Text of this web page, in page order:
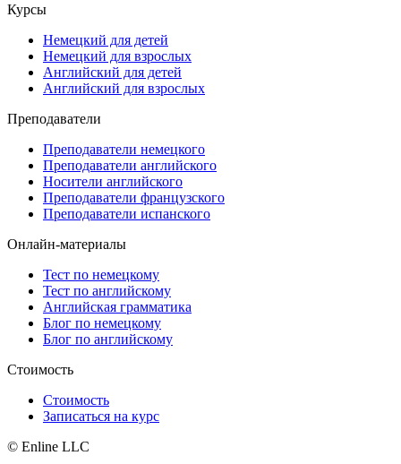
Курсы
Немецкий для детей
Немецкий для взрослых
Английский для детей
Английский для взрослых
Преподаватели
Преподаватели немецкого
Преподаватели английского
Носители английского
Преподаватели французского
Преподаватели испанского
Онлайн-материалы
Тест по немецкому
Тест по английскому
Английская грамматика
Блог по немецкому
Блог по английскому
Стоимость
Стоимость
Записаться на курс
© Enline LLC